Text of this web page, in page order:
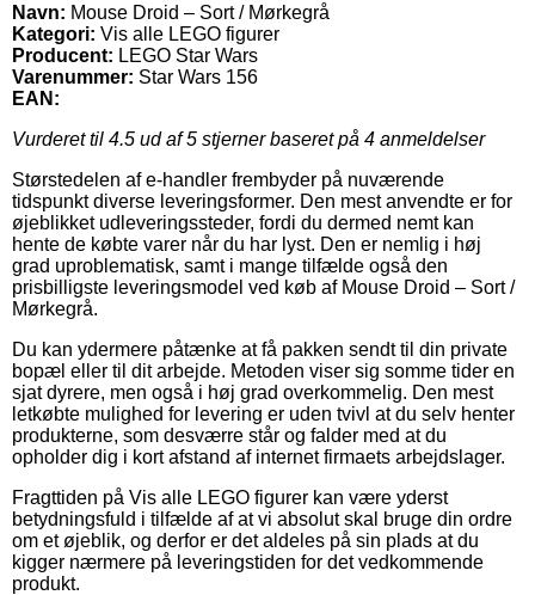
Navn: Mouse Droid – Sort / Mørkegrå
Kategori: Vis alle LEGO figurer
Producent: LEGO Star Wars
Varenummer: Star Wars 156
EAN:
Vurderet til 4.5 ud af 5 stjerner baseret på 4 anmeldelser
Størstedelen af e-handler frembyder på nuværende
tidspunkt diverse leveringsformer. Den mest anvendte er for
øjeblikket udleveringssteder, fordi du dermed nemt kan
hente de købte varer når du har lyst. Den er nemlig i høj
grad uproblematisk, samt i mange tilfælde også den
prisbilligste leveringsmodel ved køb af Mouse Droid – Sort /
Mørkegrå.
Du kan ydermere påtænke at få pakken sendt til din private
bopæl eller til dit arbejde. Metoden viser sig somme tider en
sjat dyrere, men også i høj grad overkommelig. Den mest
letkøbte mulighed for levering er uden tvivl at du selv henter
produkterne, som desværre står og falder med at du
opholder dig i kort afstand af internet firmaets arbejdslager.
Fragttiden på Vis alle LEGO figurer kan være yderst
betydningsfuld i tilfælde af at vi absolut skal bruge din ordre
om et øjeblik, og derfor er det aldeles på sin plads at du
kigger nærmere på leveringstiden for det vedkommende
produkt.